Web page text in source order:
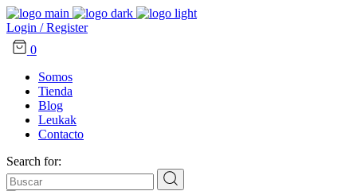
Login / Register
0
Somos
Tienda
Blog
Leukak
Contacto
Search for: